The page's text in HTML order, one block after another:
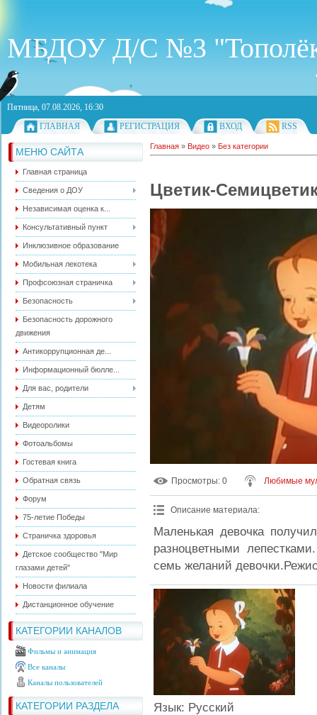
МБДОУ Д/С №3
Пятница, 07.08.2026, 16:30
ГЛАВНАЯ
РЕГИСТРАЦИЯ ВХОД RSS
МЕНЮ САЙТА
Главная страница
Сведения о ДОУ
Независимая оценка к...
Консультативный пункт
Инклюзивное образование
Мобильная лекотека
Профсоюзная страничка
Безопасность
Безопасность дорожного
движения
Антикоррупционная де...
Информационный бюлле...
Для вас, родители
Детям
Видеоролики
Фотоальбомы
Гостевая книга
Обратная связь
Форум
75-летие Победы
Страничка здоровья
Детское сообщество "Мир
глазами детей"
Новости филиала
Дистанционное обучение
КАТЕГОРИИ КАНАЛОВ
Фильмы и анимация
Все каналы
Каналы пользователей
КАТЕГОРИИ РАЗДЕЛА
Главная » Видео » Без категории
Цветик-
Просмотры: 0 Любимые
Описание материала:
Маленькая девочка
разноцветными
семь желаний
Язык: Русский